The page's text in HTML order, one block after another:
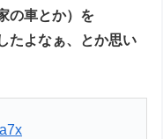
の車とか）を
たよなぁ、とか思い